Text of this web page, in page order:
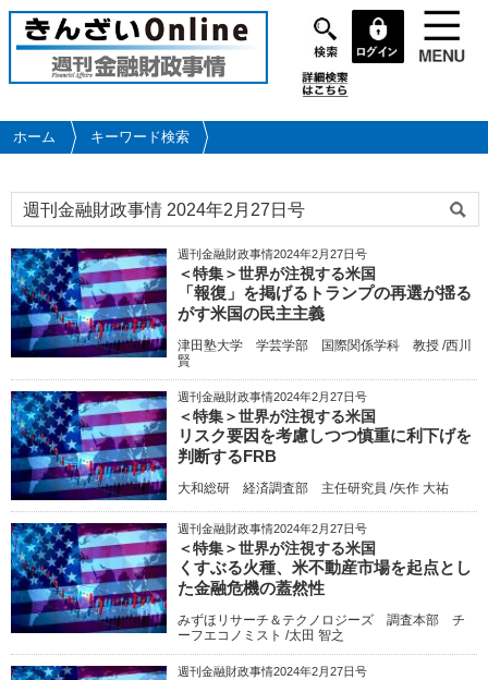
メ
イ
コ
ン
に
移
動
ホーム キーワード検索
週刊金融財政事情2024年2月27日号
＜特集＞世界が注視する米国
「報復」を掲げるトランプの再選が揺る
がす米国の民主主義
津田塾大学 学芸学部 国際関係学科 教授 /西川
賢
週刊金融財政事情2024年2月27日号
＜特集＞世界が注視する米国
リスク要因を考慮しつつ慎重に利下げを
判断するFRB
大和総研 経済調査部 主任研究員 /矢作 大祐
週刊金融財政事情2024年2月27日号
＜特集＞世界が注視する米国
くすぶる火種、米不動産市場を起点とし
た金融危機の蓋然性
みずほリサーチ＆テクノロジーズ 調査本部 チ
ーフエコノミスト /太田 智之
週刊金融財政事情2024年2月27日号